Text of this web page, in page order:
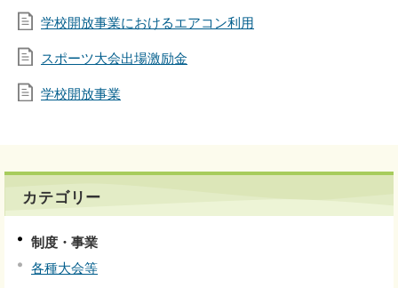
学校開放事業におけるエアコン利用
スポーツ大会出場激励金
学校開放事業
カテゴリー
制度・事業
各種大会等